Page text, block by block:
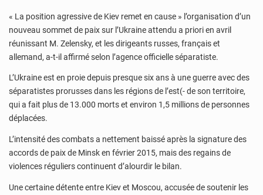
« La position agressive de Kiev remet en cause » l’organisation d’un
nouveau sommet de paix sur l’Ukraine attendu a priori en avril
réunissant M. Zelensky, et les dirigeants russes, français et
allemand, a-t-il affirmé selon l’agence officielle séparatiste.
L’Ukraine est en proie depuis presque six ans à une guerre avec des
séparatistes prorusses dans les régions de l’est(- de son territoire,
qui a fait plus de 13.000 morts et environ 1,5 millions de personnes
déplacées.
L’intensité des combats a nettement baissé après la signature des
accords de paix de Minsk en février 2015, mais des regains de
violences réguliers continuent d’alourdir le bilan.
Une certaine détente entre Kiev et Moscou, accusée de soutenir les